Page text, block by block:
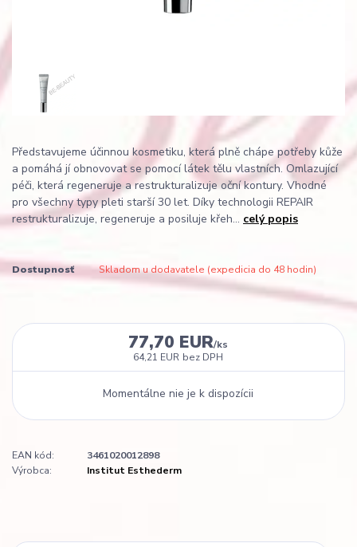
Představujeme účinnou kosmetiku, která plně chápe potřeby kůže
a pomáhá jí obnovovat se pomocí látek tělu vlastních. Omlazující
péči, která regeneruje a restrukturalizuje oční kontury. Vhodné
pro všechny typy pleti starší 30 let. Díky technologii REPAIR
restrukturalizuje, regeneruje a posiluje křeh... celý popis
Dostupnosť Skladom u dodavatele (expedicia do 48 hodin)
77,70 EUR/ks
64,21 EUR bez DPH
Momentálne nie je k dispozícii
EAN kód:
3461020012898
Výrobca:
Institut Esthederm